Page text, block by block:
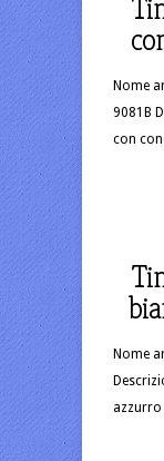
Nome
9081B
con
Nome
azzurro